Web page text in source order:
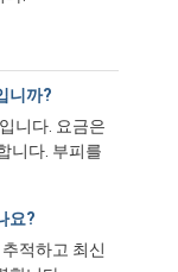
니까?
니다. 요금은
니다. 부피를
요?
적하고 최신